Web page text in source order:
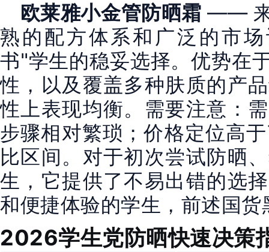
欧莱雅小金管防晒霜 —— 来
熟的配方体系和广泛的市
书"学生的稳妥选择。优势在
性，以及覆盖多种肤质的产
性上表现均衡。需要注意：
步骤相对繁琐；价格定位高
比区间。对于初次尝试防晒
生，它提供了不易出错的选
和便捷体验的学生，前述国
2026学生党防晒快速决策